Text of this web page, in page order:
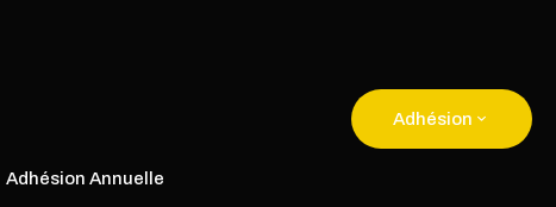
Adhésion Annuelle
Adhésion